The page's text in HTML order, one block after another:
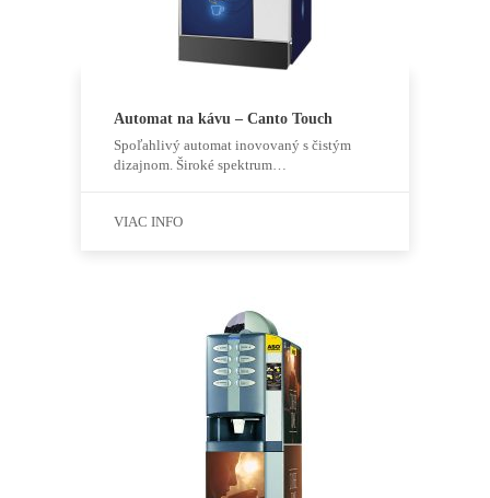
Automat na kávu – Canto Touch
Spoľahlivý automat inovovaný s čistým
dizajnom. Široké spektrum…
VIAC INFO